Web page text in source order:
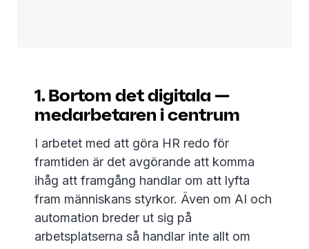
1. Bortom det digitala —
medarbetaren i centrum
I arbetet med att göra HR redo för
framtiden är det avgörande att komma
ihåg att framgång handlar om att lyfta
fram människans styrkor. Även om AI och
automation breder ut sig på
arbetsplatserna så handlar inte allt om